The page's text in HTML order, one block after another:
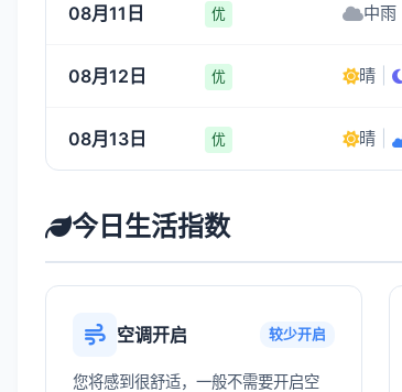
08月11日 优 中雨
08月12日 优 晴
08月13日 优 晴
今日生活指数
空调开启 较少开启
您将感到很舒适，一般不需要开启空